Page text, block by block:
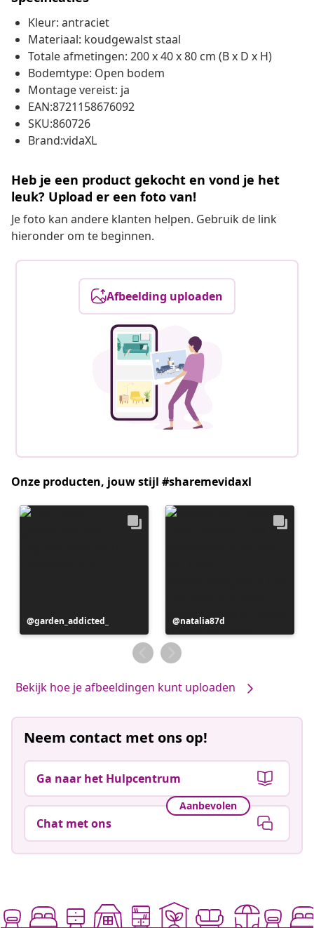
Kleur: antraciet
Materiaal: koudgewalst staal
Totale afmetingen: 200 x 40 x 80 cm (B x D x H)
Bodemtype: Open bodem
Montage vereist: ja
EAN:8721158676092
SKU:860726
Brand:vidaXL
Heb je een product gekocht en vond je het
leuk? Upload er een foto van!
Je foto kan andere klanten helpen. Gebruik de link
hieronder om te beginnen.
Afbeelding uploaden
Onze producten, jouw stijl #sharemevidaxl
Bericht
gepubliceerd
garden_addicted_
Bericht
gepubliceerd
door
natalia87d
Bekijk hoe je afbeeldingen kunt uploaden
Neem contact met ons op!
Ga naar het Hulpcentrum
Aanbevolen
Chat met ons